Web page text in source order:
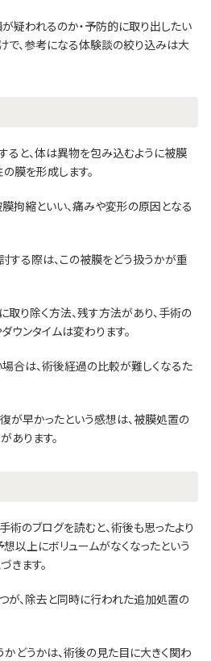
疑われるのか・予防的に取り出したい
で、参考になる体験談の絞り込みは大
ると、体は異物を包み込むように被膜
膜を形成します。
拘縮といい、痛みや変形の原因となる
する際は、この被膜をどう扱うかが重
取り除く方法、残す方法があり、手術の
ウンタイムは変わります。
合は、術後経過の比較が難しくなるた
が早かったという感想は、被膜処置の
あります。
術のブログを読むと、術後も思ったより
以上にボリュームがなくなったという
きます。
が、除去と同時に行われた追加処置の
どうかは、術後の見た目に大きく関わ